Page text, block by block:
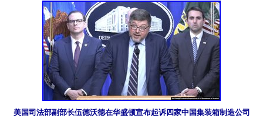
美国司法部副部长伍德沃德在华盛顿宣布起诉四家中国集装箱制造公司